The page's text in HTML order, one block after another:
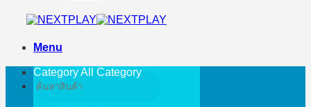
Menu
Search
for:
Category All Category